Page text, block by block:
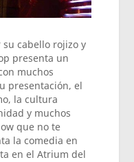
su cabello rojizo y
presenta un
muchos
presentación, el
la cultura
y muchos
que no te
la comedia en
en el Atrium del